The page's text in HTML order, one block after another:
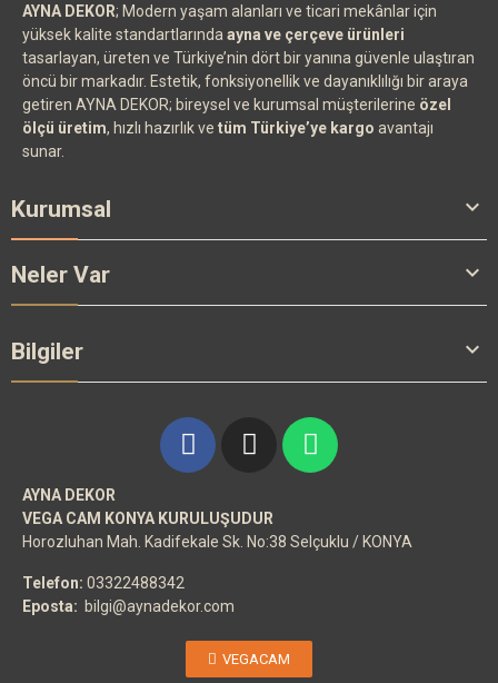
AYNA DEKOR; Modern yaşam alanları ve ticari mekânlar için
yüksek kalite standartlarında ayna ve çerçeve ürünleri
tasarlayan, üreten ve Türkiye’nin dört bir yanına güvenle ulaştıran
öncü bir markadır. Estetik, fonksiyonellik ve dayanıklılığı bir araya
getiren AYNA DEKOR; bireysel ve kurumsal müşterilerine özel
ölçü üretim, hızlı hazırlık ve tüm Türkiye’ye kargo avantajı
sunar.
Kurumsal 
Neler Var 
Bilgiler 
AYNA DEKOR
VEGA CAM KONYA KURULUŞUDUR
Horozluhan Mah. Kadifekale Sk. No:38 Selçuklu / KONYA
Telefon: 03322488342
Eposta: bilgi@aynadekor.com
VEGACAM